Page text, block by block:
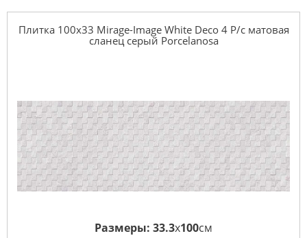
Плитка 100x33 Mirage-Image White Deco 4 P/c матовая
сланец серый Porcelanosa
Размеры: 33.3x100см